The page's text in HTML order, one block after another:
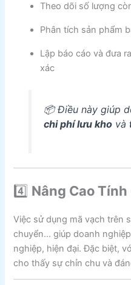
Theo dõi số lượng
Phân tích sản phẩm
Lập báo cáo và đưa
xác
📦 Điều này giúp
chi phí lưu khovà
4️⃣ Nâng Cao
Việc sử dụng mã vạch trên
chuyển… giúp doanh
nghiệp, hiện đại. Đặc biệt,
cho thấy sự chỉn chu và